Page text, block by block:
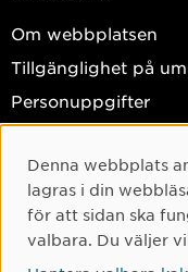
Om webbplatsen
Tillgänglighet på
Personuppgifter
Facebook
Instagram
TikTok
Cookie-
Denna webbplats
lagras i din
för att sidan ska
valbara. Du väljer